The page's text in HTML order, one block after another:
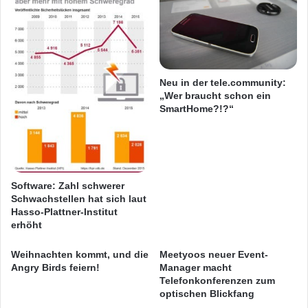
Online oder Offline?
Kein „entweder oder“ sondern „und“: Offline
und online sind längst keine Gegensätze mehr,
sondern bieten Stärken und Chancen, die
n
ü
r
m
o
n
d
g
e
r
t
e
Software: Zahl schwerer
Schwachstellen hat sich laut
Hasso-Plattner-Institut
erhöht
Neu in der tele.community:
„Wer braucht schon ein
SmartHome?!?“
Weihnachten kommt, und die
Angry Birds feiern!
Meetyoos neuer Event-
Manager macht
Telefonkonferenzen zum
optischen Blickfang